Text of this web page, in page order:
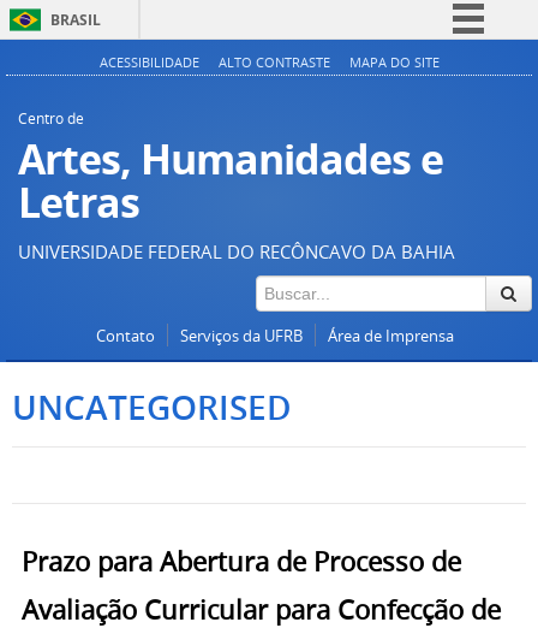
BRASIL
Simplifique!
Acesso à informação
Canais
ACESSIBILIDADE ALTO CONTRASTE MAPA DO SITE
Centro de
Artes, Humanidades e
Letras
UNIVERSIDADE FEDERAL DO RECÔNCAVO DA BAHIA
Contato Serviços da UFRB Área de Imprensa
UNCATEGORISED
Prazo para Abertura de Processo de
Avaliação Curricular para Confecção de